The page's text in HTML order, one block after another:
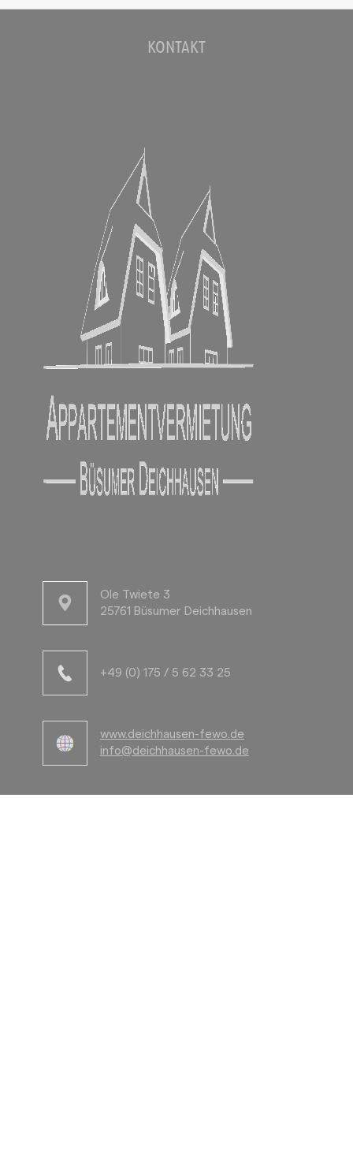
KONTAKT
Ole Twiete 3
25761 Büsumer Deichhausen
+49 (0) 175 / 5 62 33 25
www.deichhausen-fewo.de
info@deichhausen-fewo.de